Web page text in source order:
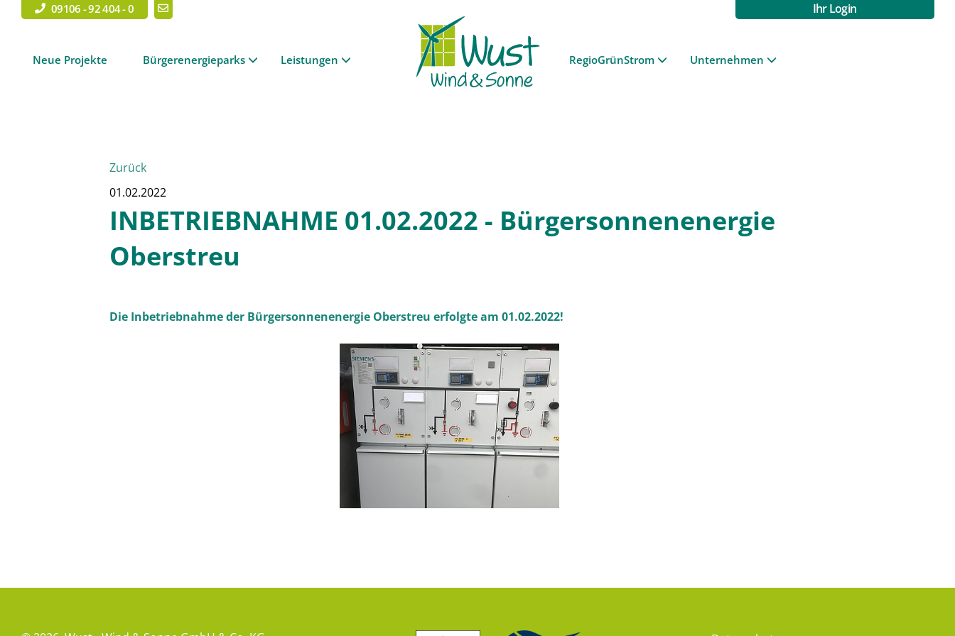
09106 - 92 404 - 0 Ihr Login
Neue Projekte Bürgerenergieparks Leistungen RegioGrünStrom Unternehmen
Zurück
01.02.2022
INBETRIEBNAHME 01.02.2022 - Bürgersonnenenergie
Oberstreu
Die Inbetriebnahme der Bürgersonnenenergie Oberstreu erfolgte am 01.02.2022!